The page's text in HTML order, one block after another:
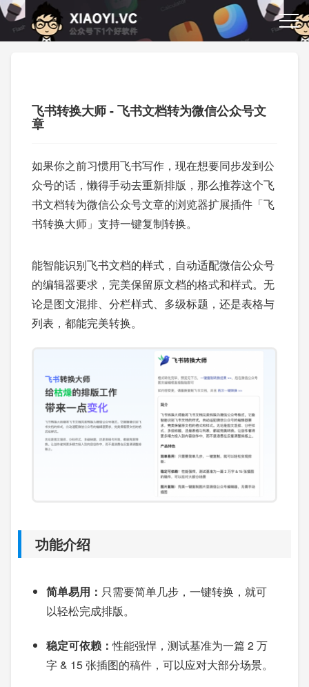
飞书转换大师 - 飞书文档转为微信公众号文
章
如果你之前习惯用飞书写作，现在想要同步发到公
众号的话，懒得手动去重新排版，那么推荐这个飞
书文档转为微信公众号文章的浏览器扩展插件「飞
书转换大师」支持一键复制转换。
能智能识别飞书文档的样式，自动适配微信公众号
的编辑器要求，完美保留原文档的格式和样式。无
论是图文混排、分栏样式、多级标题，还是表格与
列表，都能完美转换。
功能介绍
简单易用： 只需要简单几步，一键转换，就可
以轻松完成排版。
稳定可依赖：性能强悍，测试基准为一篇 2 万
字 & 15 张插图的稿件，可以应对大部分场景。